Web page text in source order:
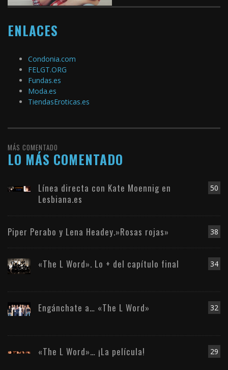
ENLACES
Condonia.com
FELGT.ORG
Fundas.es
Moda.es
TiendasEroticas.es
MÁS COMENTADO
LO MÁS COMENTADO
50
Línea directa con Kate Moennig en
Lesbiana.es
38
Piper Perabo y Lena Headey.»Rosas rojas»
34
«The L Word». Lo + del capítulo final
32
Engánchate a… «The L Word»
29
«The L Word»… ¡La película!